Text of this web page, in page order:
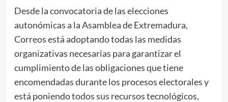
Desde la convocatoria de las elecciones
autonómicas a la Asamblea de Extremadura,
Correos está adoptando todas las medidas
organizativas necesarias para garantizar el
cumplimiento de las obligaciones que tiene
encomendadas durante los procesos electorales y
está poniendo todos sus recursos tecnológicos,